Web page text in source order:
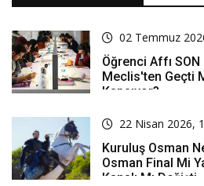
02 Temmuz
Öğrenci Affı
Meclis'ten Geçti
Kapsıyor?
22 Nisan 2026,
Kuruluş Osman
Osman Final Mi
Kanalı Mı